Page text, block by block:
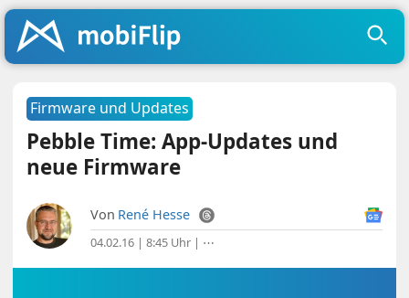
Firmware und Updates
Pebble Time: App-Updates und
neue Firmware
Von René Hesse
04.02.16 | 8:45 Uhr | ⋯